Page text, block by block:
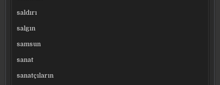
saldırı
salgın
samsun
sanat
sanatçıların